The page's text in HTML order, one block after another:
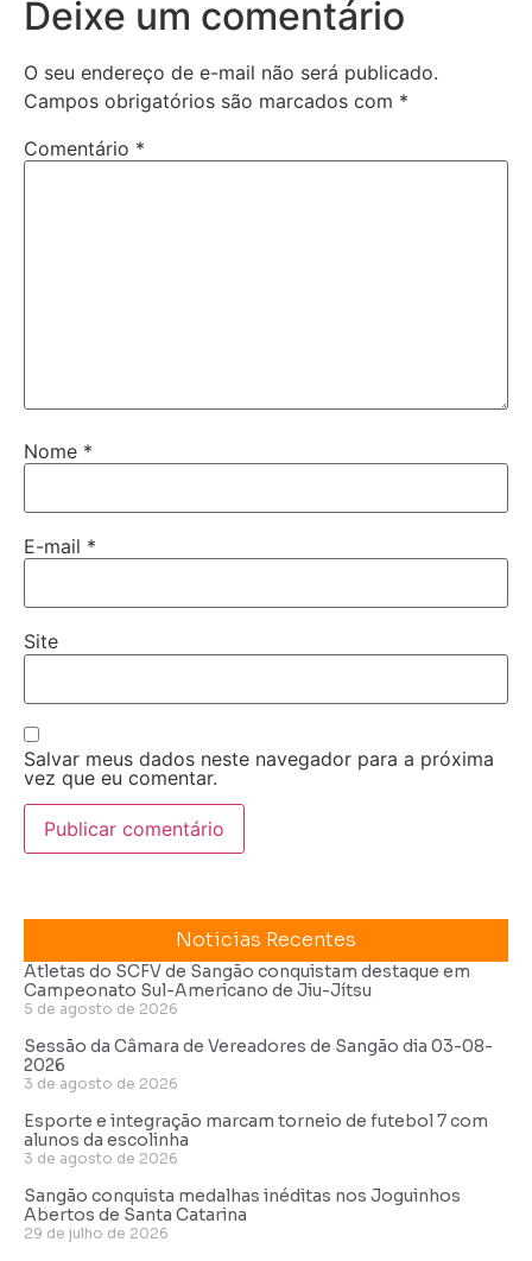
Deixe um comentário
O seu endereço de e-mail não será publicado.
Campos obrigatórios são marcados com *
Comentário *
Nome *
E-mail *
Site
Salvar meus dados neste navegador para a próxima
vez que eu comentar.
Noticias Recentes
Atletas do SCFV de Sangão conquistam destaque em
Campeonato Sul-Americano de Jiu-Jítsu
5 de agosto de 2026
Sessão da Câmara de Vereadores de Sangão dia 03-08-
2026
3 de agosto de 2026
Esporte e integração marcam torneio de futebol 7 com
alunos da escolinha
3 de agosto de 2026
Sangão conquista medalhas inéditas nos Joguinhos
Abertos de Santa Catarina
29 de julho de 2026